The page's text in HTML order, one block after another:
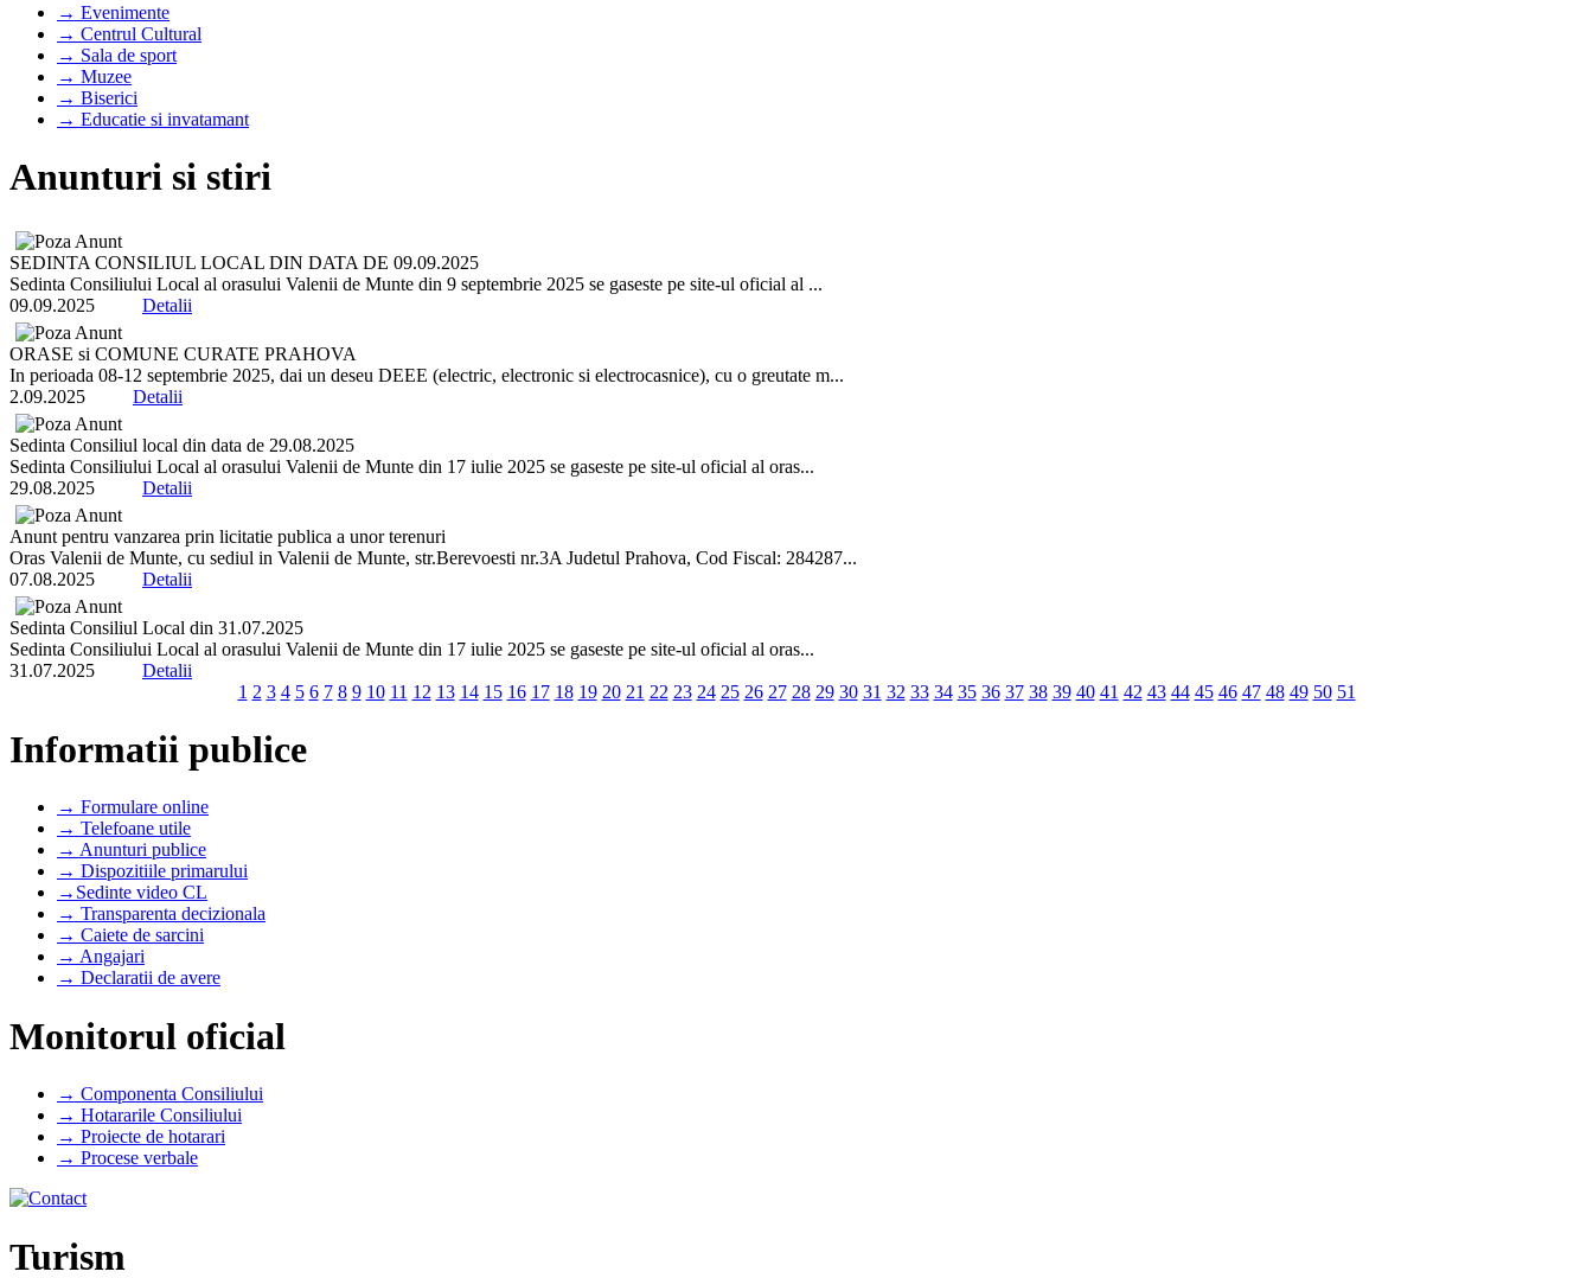
→ Evenimente
→ Centrul Cultural
→ Sala de sport
→ Muzee
→ Biserici
→ Educatie si invatamant
Anunturi si stiri
SEDINTA CONSILIUL LOCAL DIN DATA DE 09.09.2025
Sedinta Consiliului Local al orasului Valenii de Munte din 9 septembrie 2025 se gaseste pe site-ul oficial al ...
09.09.2025 Detalii
ORASE si COMUNE CURATE PRAHOVA
In perioada 08-12 septembrie 2025, dai un deseu DEEE (electric, electronic si electrocasnice), cu o greutate m...
2.09.2025 Detalii
Sedinta Consiliul local din data de 29.08.2025
Sedinta Consiliului Local al orasului Valenii de Munte din 17 iulie 2025 se gaseste pe site-ul oficial al oras...
29.08.2025 Detalii
Anunt pentru vanzarea prin licitatie publica a unor terenuri
Oras Valenii de Munte, cu sediul in Valenii de Munte, str.Berevoesti nr.3A Judetul Prahova, Cod Fiscal: 284287...
07.08.2025 Detalii
Sedinta Consiliul Local din 31.07.2025
Sedinta Consiliului Local al orasului Valenii de Munte din 17 iulie 2025 se gaseste pe site-ul oficial al oras...
31.07.2025 Detalii
1 2 3 4 5 6 7 8 9 10 11 12 13 14 15 16 17 18 19 20 21 22 23 24 25 26 27 28 29 30 31 32 33 34 35 36 37 38 39 40 41 42 43 44 45 46 47 48 49 50 51
Informatii publice
→ Formulare online
→ Telefoane utile
→ Anunturi publice
→ Dispozitiile primarului
→Sedinte video CL
→ Transparenta decizionala
→ Caiete de sarcini
→ Angajari
→ Declaratii de avere
Monitorul oficial
→ Componenta Consiliului
→ Hotararile Consiliului
→ Proiecte de hotarari
→ Procese verbale
Turism